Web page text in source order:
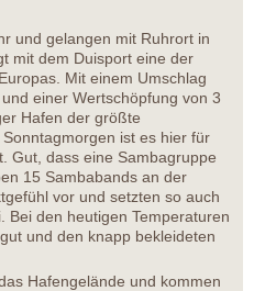
und gelangen mit Ruhrort in
mit dem Duisport eine der
Mit einem Umschlag
einer Wertschöpfung von 3
Hafen der größte
ist es hier für
Gut, dass eine Sambagruppe
15 Sambabands an der
vor und setzten so auch
Bei den heutigen Temperaturen
und den knapp bekleideten
Hafengelände und kommen